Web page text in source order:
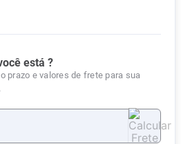
está ?
prazo e valores de frete para sua